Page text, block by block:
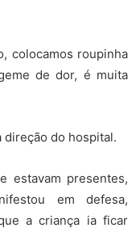
colocamos roupinha
de dor, é muita
direção do hospital.
estavam presentes,
em defesa,
a criança ia ficar